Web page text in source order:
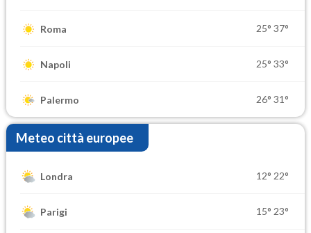
Roma 25° 37°
Napoli 25° 33°
Palermo 26° 31°
Meteo città europee
Londra 12° 22°
Parigi 15° 23°